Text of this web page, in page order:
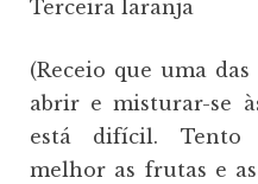
Terceira laranja
(Receio que uma
abrir e misturar-se
está difícil. Tento
melhor as frutas e